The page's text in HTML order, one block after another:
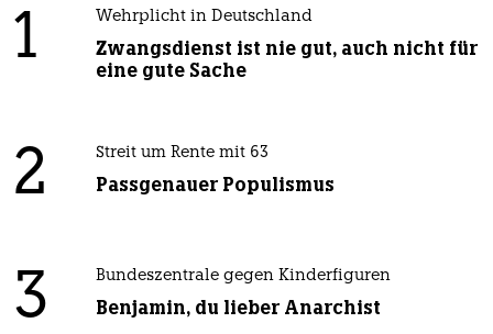
1 Wehrplicht in Deutschland
Zwangsdienst ist nie gut, auch nicht für
eine gute Sache
2 Streit um Rente mit 63
Passgenauer Populismus
3 Bundeszentrale gegen Kinderfiguren
Benjamin, du lieber Anarchist